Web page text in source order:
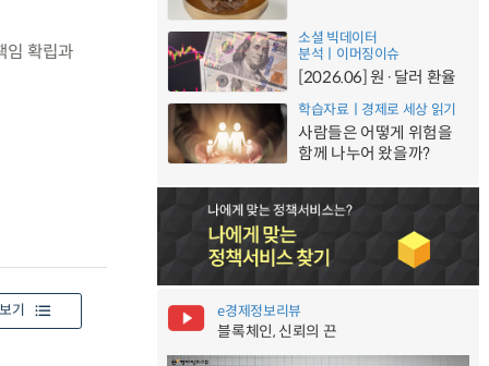
임 확립과
기
소셜 빅데이터
분석ㅣ이머징이슈
[2026.06] 원·달러 환율
학습자료ㅣ경제로 세상 읽기
사람들은 어떻게 위험을
함께 나누어 왔을까?
e경제정보리뷰
블록체인, 신뢰의 끈